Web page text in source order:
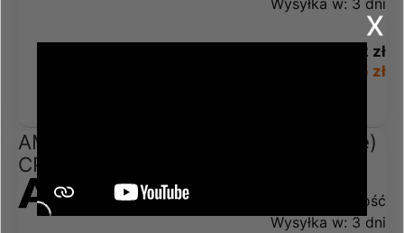
Wysyłka w: 3 dni
12 442,62 zł
10 115,95 zł
AMD EPYC 9174F (4.10GHz - 16-Core)
CPU (9174F)
Mała ilość
Wysyłka w: 3 dni
x